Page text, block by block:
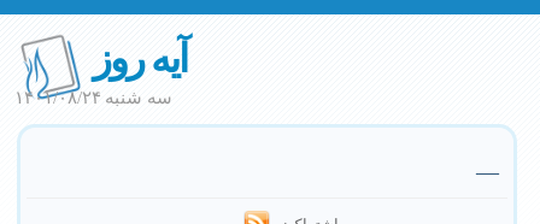
آیه روز
سه شنبه ۱۴۰۱/۰۸/۲۴
—